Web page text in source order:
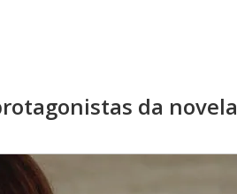
da novela